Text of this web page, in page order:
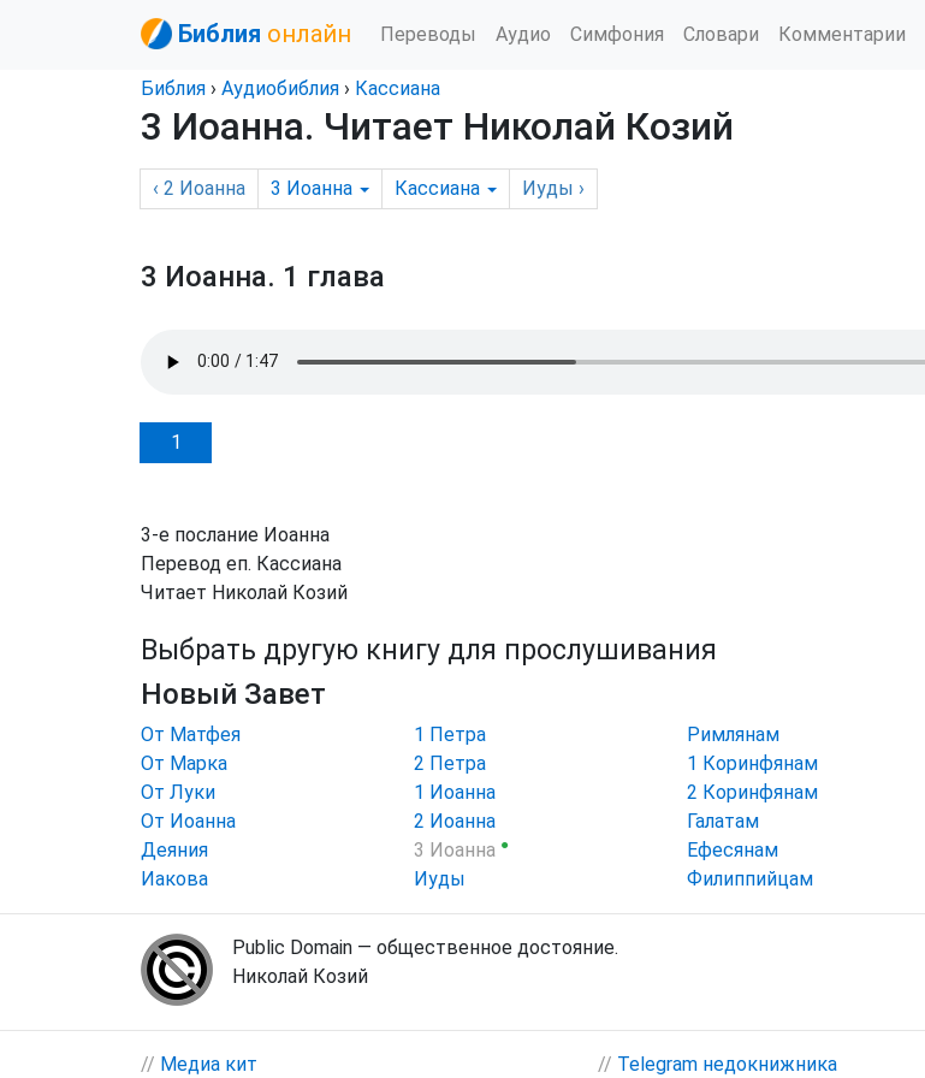
Библия онлайн Переводы Аудио Симфония Словари Комментарии
Библия › Аудиобиблия › Кассиана
3 Иоанна. Читает Николай Козий
‹ 2 Иоанна 3 Иоанна Кассиана Иуды ›
3 Иоанна. 1 глава
1
3-е послание Иоанна
Перевод еп. Кассиана
Читает Николай Козий
Выбрать другую книгу для прослушивания
Новый Завет
От Матфея
От Марка
От Луки
От Иоанна
Деяния
Иакова
1 Петра
2 Петра
1 Иоанна
2 Иоанна
3 Иоанна ●
Иуды
Римлянам
1 Коринфянам
2 Коринфянам
Галатам
Ефесянам
Филиппийцам
Public Domain — общественное достояние.
Николай Козий
// Медиа кит // Telegram недокнижника